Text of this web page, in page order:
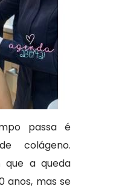
passa é
colágeno.
que a queda
anos, mas se